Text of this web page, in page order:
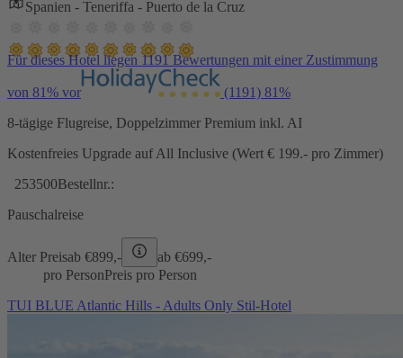
Spanien - Teneriffa - Puerto de la Cruz
Für dieses Hotel liegen 1191 Bewertungen mit einer Zustimmung
von 81% vor (1191) 81%
8-tägige Flugreise, Doppelzimmer Premium inkl. AI
Kostenfreies Upgrade auf All Inclusive (Wert € 199.- pro Zimmer)
253500Bestellnr.:
Pauschalreise
Alter Preisab €899,- ab €699,-
pro PersonPreis pro Person
TUI BLUE Atlantic Hills - Adults Only Stil-Hotel